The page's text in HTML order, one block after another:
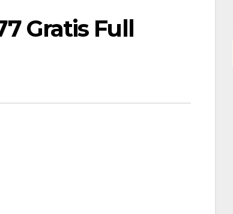
Gratis Full